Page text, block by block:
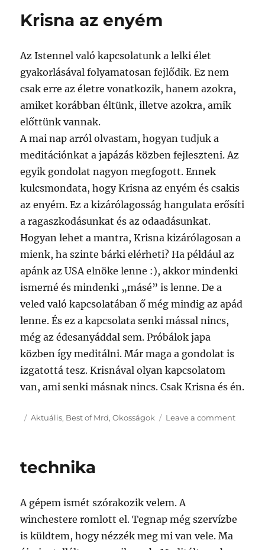
Krisna az enyém
Az Istennel való kapcsolatunk a lelki élet
gyakorlásával folyamatosan fejlődik. Ez nem
csak erre az életre vonatkozik, hanem azokra,
amiket korábban éltünk, illetve azokra, amik
előttünk vannak.
A mai nap arról olvastam, hogyan tudjuk a
meditációnkat a japázás közben fejleszteni. Az
egyik gondolat nagyon megfogott. Ennek
kulcsmondata, hogy Krisna az enyém és csakis
az enyém. Ez a kizárólagosság hangulata erősíti
a ragaszkodásunkat és az odaadásunkat.
Hogyan lehet a mantra, Krisna kizárólagosan a
mienk, ha szinte bárki elérheti? Ha például az
apánk az USA elnöke lenne :), akkor mindenki
ismerné és mindenki „másé” is lenne. De a
veled való kapcsolatában ő még mindig az apád
lenne. És ez a kapcsolata senki mással nincs,
még az édesanyáddal sem. Próbálok japa
közben így meditálni. Már maga a gondolat is
izgatottá tesz. Krisnával olyan kapcsolatom
van, ami senki másnak nincs. Csak Krisna és én.
Posted
Categories
Aktuális, Best of Mrd,Okosságok Leave a commenton
technika
A gépem ismét szórakozik velem. A
winchestere romlott el. Tegnap még szervízbe
is küldtem, hogy nézzék meg mi van vele. Ma